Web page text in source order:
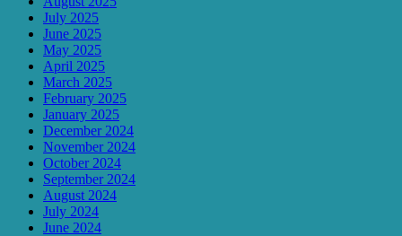
July 2025
June 2025
May 2025
April 2025
March 2025
February 2025
January 2025
December 2024
November 2024
October 2024
September 2024
August 2024
July 2024
June 2024